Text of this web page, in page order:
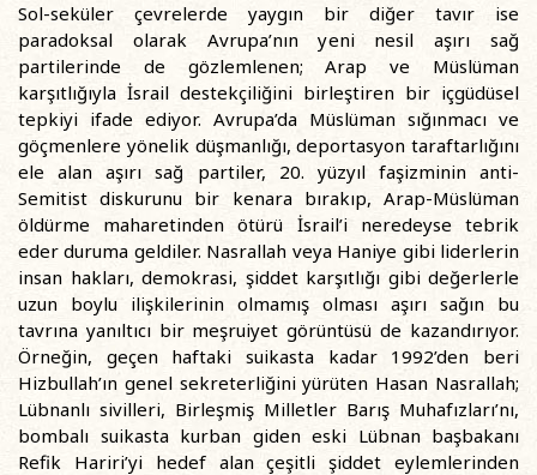
Sol-seküler çevrelerde yaygın bir diğer tavır ise
paradoksal olarak Avrupa’nın yeni nesil aşırı sağ
partilerinde de gözlemlenen; Arap ve Müslüman
karşıtlığıyla İsrail destekçiliğini birleştiren bir içgüdüsel
tepkiyi ifade ediyor. Avrupa’da Müslüman sığınmacı ve
göçmenlere yönelik düşmanlığı, deportasyon taraftarlığını
ele alan aşırı sağ partiler, 20. yüzyıl faşizminin anti-
Semitist diskurunu bir kenara bırakıp, Arap-Müslüman
öldürme maharetinden ötürü İsrail’i neredeyse tebrik
eder duruma geldiler. Nasrallah veya Haniye gibi liderlerin
insan hakları, demokrasi, şiddet karşıtlığı gibi değerlerle
uzun boylu ilişkilerinin olmamış olması aşırı sağın bu
tavrına yanıltıcı bir meşruiyet görüntüsü de kazandırıyor.
Örneğin, geçen haftaki suikasta kadar 1992’den beri
Hizbullah’ın genel sekreterliğini yürüten Hasan Nasrallah;
Lübnanlı sivilleri, Birleşmiş Milletler Barış Muhafızları’nı,
bombalı suikasta kurban giden eski Lübnan başbakanı
Refik Hariri’yi hedef alan çeşitli şiddet eylemlerinden